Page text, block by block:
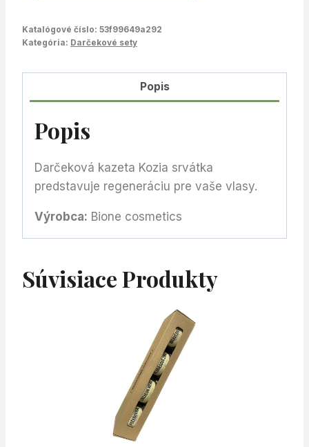
Katalógové číslo: 53f99649a292
Kategória: Darčekové sety
Popis
Popis
Darčeková kazeta Kozia srvátka
predstavuje regeneráciu pre vaše vlasy.
Výrobca: Bione cosmetics
Súvisiace Produkty